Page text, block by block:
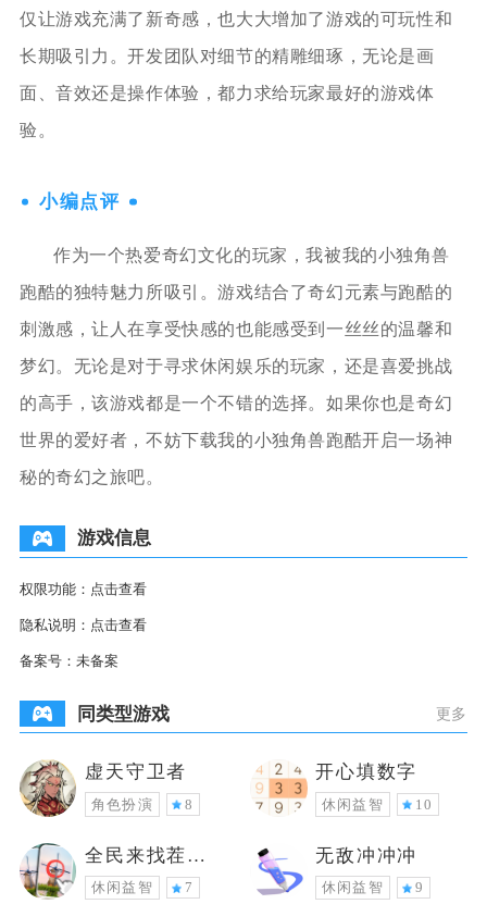
仅让游戏充满了新奇感，也大大增加了游戏的可玩性和
长期吸引力。开发团队对细节的精雕细琢，无论是画
面、音效还是操作体验，都力求给玩家最好的游戏体
验。
小编点评
作为一个热爱奇幻文化的玩家，我被我的小独角兽
跑酷的独特魅力所吸引。游戏结合了奇幻元素与跑酷的
刺激感，让人在享受快感的也能感受到一丝丝的温馨和
梦幻。无论是对于寻求休闲娱乐的玩家，还是喜爱挑战
的高手，该游戏都是一个不错的选择。如果你也是奇幻
世界的爱好者，不妨下载我的小独角兽跑酷开启一场神
秘的奇幻之旅吧。
游戏信息
权限功能： 点击查看
隐私说明： 点击查看
备案号： 未备案
同类型游戏 更多
虚天守卫者
角色扮演 8
开心填数字
休闲益智 10
全民来找茬找
不同
休闲益智 7
无敌冲冲冲
休闲益智 9